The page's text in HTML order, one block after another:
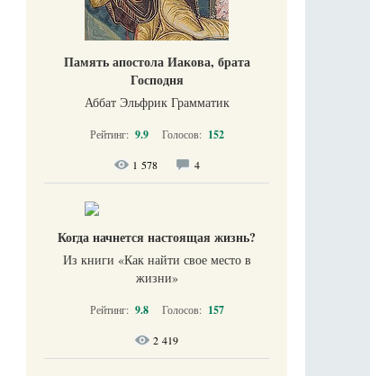
Память апостола Иакова, брата
Господня
Аббат Эльфрик Грамматик
Рейтинг: 9.9 Голосов: 152
1 578 4
Когда начнется настоящая жизнь?
Из книги «Как найти свое место в
жизни​»
Рейтинг: 9.8 Голосов: 157
2 419